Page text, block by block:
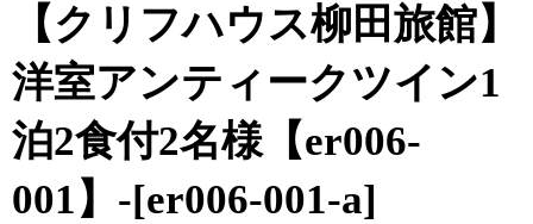
【クリフハウス柳田旅館】
洋室アンティークツイン1
泊2食付2名様【er006-
001】-[er006-001-a]